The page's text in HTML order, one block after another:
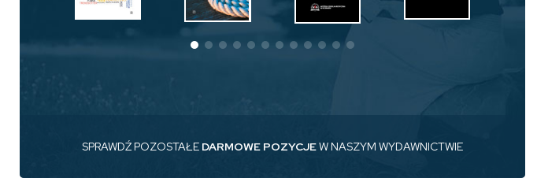
SPRAWDŹ POZOSTAŁE DARMOWE POZYCJEW NASZYM WYDAWNICTWIE